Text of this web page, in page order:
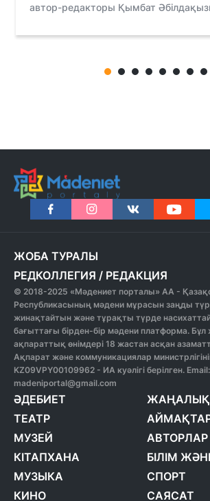
автор-редакторы Қымбат
ЖОБА ТУРАЛЫ
РЕДКОЛЛЕГИЯ / РЕДАКЦИЯ
© 2018-2025 «Мәдениет порталы» АА -
Республикасының мәдени мұрасын заңды
жинақтайтын және тұрақты түрде
бағыттағы бірден-бір мәдени платформа.
ақпараттық өнімдері 18 жастан асқан
Ақпарат және коммуникациялар
KZ09VPY00109962 - ИА куәлігі берілген. Email:
madeniportal@gmail.com
ӘДЕБИЕТ
ТЕАТР
МУЗЕЙ
КІТАПХАНА
МУЗЫКА
КИНО
АВТОРЛАР
БІЛІМ
СПОРТ
САЯСАТ